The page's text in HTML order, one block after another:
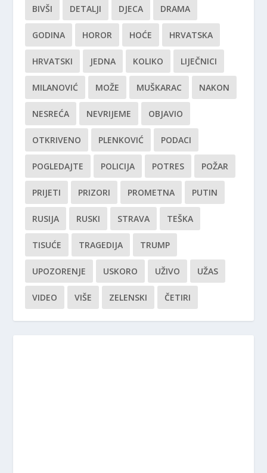
BIVŠI DETALJI DJECA DRAMA
GODINA HOROR HOĆE HRVATSKA
HRVATSKI JEDNA KOLIKO LIJEČNICI
MILANOVIĆ MOŽE MUŠKARAC NAKON
NESREĆA NEVRIJEME OBJAVIO
OTKRIVENO PLENKOVIĆ PODACI
POGLEDAJTE POLICIJA POTRES POŽAR
PRIJETI PRIZORI PROMETNA PUTIN
RUSIJA RUSKI STRAVA TEŠKA
TISUĆE TRAGEDIJA TRUMP
UPOZORENJE USKORO UŽIVO UŽAS
VIDEO VIŠE ZELENSKI ČETIRI